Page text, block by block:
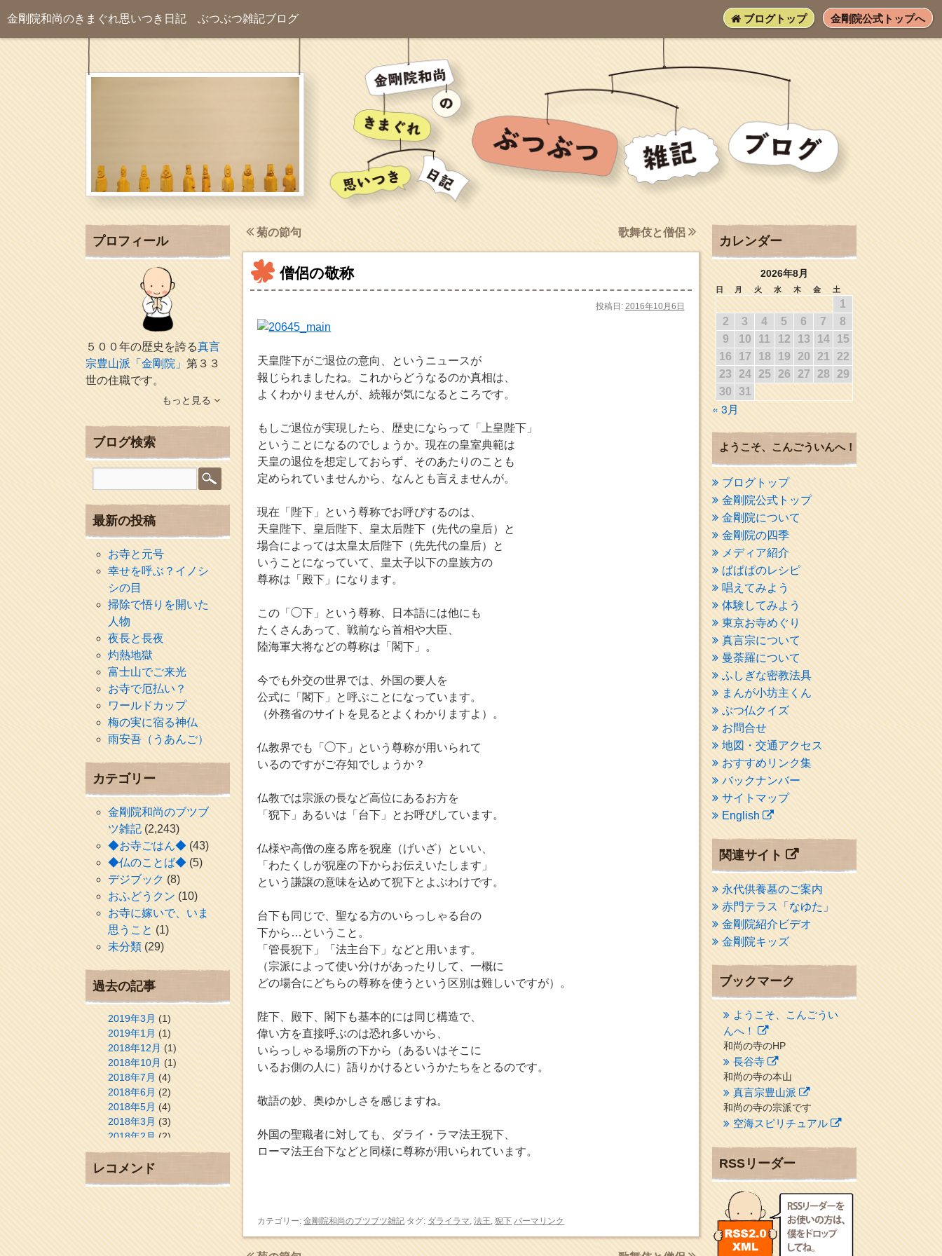
金剛院和尚のきまぐれ思いつき日記 ぶつぶつ雑記ブログ ブログトップ 金剛院公式トップへ
菊の節句 歌舞伎と僧侶
僧侶の敬称
投稿日: 2016年10月6日
天皇陛下がご退位の意向、というニュースが
報じられましたね。これからどうなるのか真相は、
よくわかりませんが、続報が気になるところです。
もしご退位が実現したら、歴史にならって「上皇陛下」
ということになるのでしょうか。現在の皇室典範は
天皇の退位を想定しておらず、そのあたりのことも
定められていませんから、なんとも言えませんが。
現在「陛下」という尊称でお呼びするのは、
天皇陛下、皇后陛下、皇太后陛下（先代の皇后）と
場合によっては太皇太后陛下（先先代の皇后）と
いうことになっていて、皇太子以下の皇族方の
尊称は「殿下」になります。
この「◯下」という尊称、日本語には他にも
たくさんあって、戦前なら首相や大臣、
陸海軍大将などの尊称は「閣下」。
今でも外交の世界では、外国の要人を
公式に「閣下」と呼ぶことになっています。
（外務省のサイトを見るとよくわかりますよ）。
仏教界でも「◯下」という尊称が用いられて
いるのですがご存知でしょうか？
仏教では宗派の長など高位にあるお方を
「猊下」あるいは「台下」とお呼びしています。
仏様や高僧の座る席を猊座（げいざ）といい、
「わたくしが猊座の下からお伝えいたします」
という謙譲の意味を込めて猊下とよぶわけです。
台下も同じで、聖なる方のいらっしゃる台の
下から…ということ。
「管長猊下」「法主台下」などと用います。
（宗派によって使い分けがあったりして、一概に
どの場合にどちらの尊称を使うという区別は難しいですが）。
陛下、殿下、閣下も基本的には同じ構造で、
偉い方を直接呼ぶのは恐れ多いから、
いらっしゃる場所の下から（あるいはそこに
いるお側の人に）語りかけるというかたちをとるのです。
敬語の妙、奥ゆかしさを感じますね。
外国の聖職者に対しても、ダライ・ラマ法王猊下、
ローマ法王台下などと同様に尊称が用いられています。
カテゴリー:金剛院和尚のブツブツ雑記 タグ: ダライラマ,法王,猊下 パーマリンク
プロフィール
５００年の歴史を誇る真言
宗豊山派「金剛院」第３３
世の住職です。
もっと見る
ブログ検索
最新の投稿
お寺と元号
幸せを呼ぶ？イノシ
シの目
掃除で悟りを開いた
人物
夜長と長夜
灼熱地獄
富士山でご来光
お寺で厄払い？
ワールドカップ
梅の実に宿る神仏
雨安吾（うあんご）
カテゴリー
金剛院和尚のブツブ
ツ雑記(2,243)
◆お寺ごはん◆(43)
◆仏のことば◆(5)
デジブック(8)
おふどうクン(10)
お寺に嫁いで、いま
思うこと(1)
未分類(29)
過去の記事
2019年3月(1)
2019年1月(1)
2018年12月(1)
2018年10月(1)
2018年7月(4)
2018年6月(2)
2018年5月(4)
2018年3月(3)
2018年2月(2)
2018年1月(2)
2017年12月
2017年10月(1)
2017年9月(4)
2017年8月(3)
2017年7月(1)
レコメンド
カレンダー
2026年8月
日 月 火 水 木 金 土
1
2
3 4 5 6 7
8
9
10 11 12 13 14
15
16
17 18 19 20 21
22
23
24 25 26 27 28
29
30
31
« 3月
ようこそ、こんごういんへ！
ブログトップ
金剛院公式トップ
金剛院について
金剛院の四季
メディア紹介
ぱぱぱのレシピ
唱えてみよう
体験してみよう
東京お寺めぐり
真言宗について
曼荼羅について
ふしぎな密教法具
まんが小坊主くん
ぶつ仏クイズ
お問合せ
地図・交通アクセス
おすすめリンク集
バックナンバー
サイトマップ
English
関連サイト
永代供養墓のご案内
赤門テラス「なゆた」
金剛院紹介ビデオ
金剛院キッズ
ブックマーク
ようこそ、こんごうい
んへ！
和尚の寺のHP
長谷寺
和尚の寺の本山
真言宗豊山派
和尚の寺の宗派です
空海スピリチュアル
２１世紀を（空海）する情
クリプロホームページ
地域のライターさんです
小豆島 圓満寺
小豆島霊場第７４番のお寺
新聞屋の道具箱
RSSリーダー